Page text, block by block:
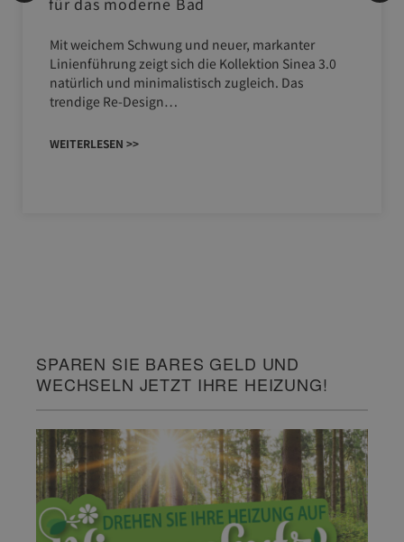
Mit weichem Schwung und neuer, markanter
Linienführung zeigt sich die Kollektion Sinea 3.0
natürlich und minimalistisch zugleich. Das
trendige Re-Design…
WEITERLESEN >>
SPAREN SIE BARES GELD UND
WECHSELN JETZT IHRE HEIZUNG!